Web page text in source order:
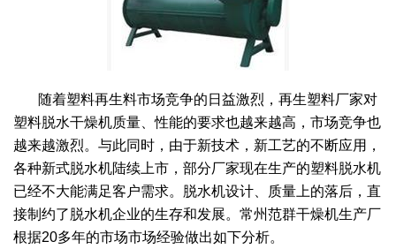
喷雾干燥机系列
真空干燥系列
圆盘干燥机系列
桨叶式干燥系列
载体干燥系列
质量监督技术中心
公共责任
节能环保
公益支持
社会责任报告
绿色工厂
绿色供应链
人才招聘
联系我们
联系我们
随着塑料再生料市场竞争的日益激烈，再生塑料厂家对
塑料脱水干燥机质量、性能的要求也越来越高，市场竞争也
越来越激烈。与此同时，由于新技术，新工艺的不断应用，
各种新式脱水机陆续上市，部分厂家现在生产的塑料脱水机
已经不大能满足客户需求。脱水机设计、质量上的落后，直
接制约了脱水机企业的生存和发展。常州范群干燥机生产厂
根据20多年的市场市场经验做出如下分析。